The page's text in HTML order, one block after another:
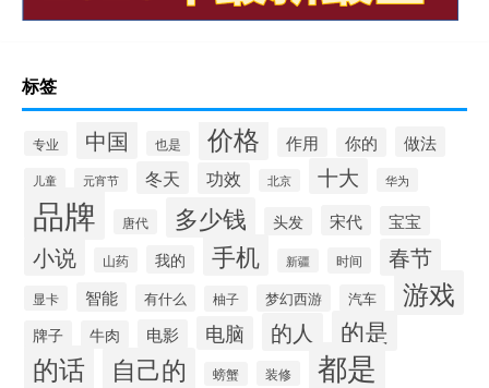
标签
专业 中国 也是 价格 作用 你的 做法
儿童 元宵节 冬天 功效 北京 十大 华为
品牌 唐代 多少钱 头发 宋代 宝宝
小说 山药 我的 手机 新疆 时间 春节
显卡 智能 有什么 柚子 梦幻西游 汽车 游戏
牌子 牛肉 电影 电脑 的人 的是
的话 自己的 螃蟹 装修 都是